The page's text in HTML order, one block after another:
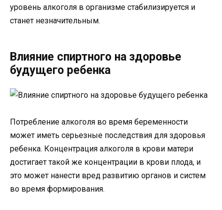
уровень алкоголя в организме стабилизируется и
станет незначительным.
Влияние спиртного на здоровье
будущего ребенка
Потребление алкоголя во время беременности
может иметь серьезные последствия для здоровья
ребенка. Концентрация алкоголя в крови матери
достигает такой же концентрации в крови плода, и
это может нанести вред развитию органов и систем
во время формирования.